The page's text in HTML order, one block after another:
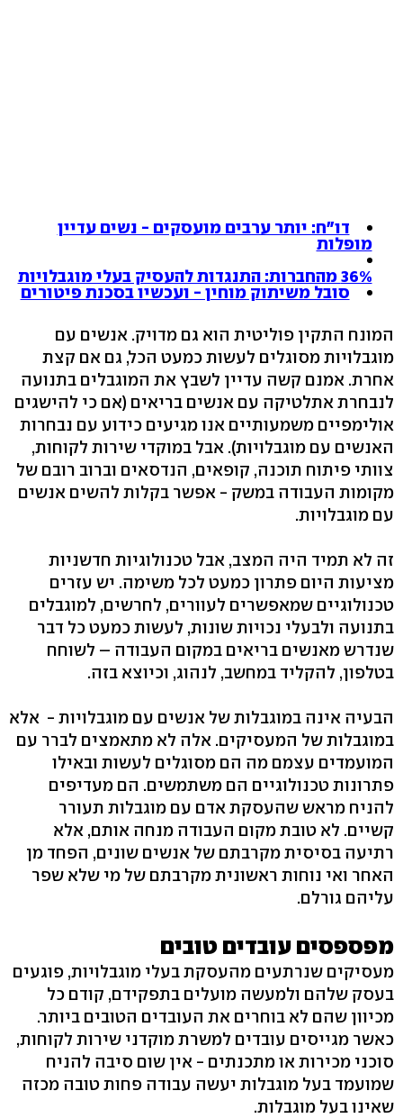
דו"ח: יותר ערבים מועסקים - נשים עדיין
מופלות
36% מהחברות: התנגדות להעסיק בעלי מוגבלויות
סובל משיתוק מוחין - ועכשיו בסכנת פיטורים
המונח התקין פוליטית הוא גם מדויק. אנשים עם
מוגבלויות מסוגלים לעשות כמעט הכל, גם אם קצת
אחרת. אמנם קשה עדיין לשבץ את המוגבלים בתנועה
לנבחרת אתלטיקה עם אנשים בריאים (אם כי להישגים
אולימפיים משמעותיים אנו מגיעים כידוע עם נבחרות
האנשים עם מוגבלויות). אבל במוקדי שירות לקוחות,
צוותי פיתוח תוכנה, קופאים, הנדסאים וברוב רובם של
מקומות העבודה במשק - אפשר בקלות להשים אנשים
עם מוגבלויות.
זה לא תמיד היה המצב, אבל טכנולוגיות חדשניות
מציעות היום פתרון כמעט לכל משימה. יש עזרים
טכנולוגיים שמאפשרים לעוורים, לחרשים, למוגבלים
בתנועה ולבעלי נכויות שונות, לעשות כמעט כל דבר
שנדרש מאנשים בריאים במקום העבודה – לשוחח
בטלפון, להקליד במחשב, לנהוג, וכיוצא בזה.
הבעיה אינה במוגבלות של אנשים עם מוגבלויות - אלא
במוגבלות של המעסיקים. אלה לא מתאמצים לברר עם
המועמדים עצמם מה הם מסוגלים לעשות ובאילו
פתרונות טכנולוגיים הם משתמשים. הם מעדיפים
להניח מראש שהעסקת אדם עם מוגבלות תעורר
קשיים. לא טובת מקום העבודה מנחה אותם, אלא
רתיעה בסיסית מקרבתם של אנשים שונים, הפחד מן
האחר ואי נוחות ראשונית מקרבתם של מי שלא שפר
עליהם גורלם.
מפספסים עובדים טובים
מעסיקים שנרתעים מהעסקת בעלי מוגבלויות, פוגעים
בעסק שלהם ולמעשה מועלים בתפקידם, קודם כל
מכיוון שהם לא בוחרים את העובדים הטובים ביותר.
כאשר מגייסים עובדים למשרת מוקדני שירות לקוחות,
סוכני מכירות או מתכנתים - אין שום סיבה להניח
שמועמד בעל מוגבלות יעשה עבודה פחות טובה מכזה
שאינו בעל מוגבלות.